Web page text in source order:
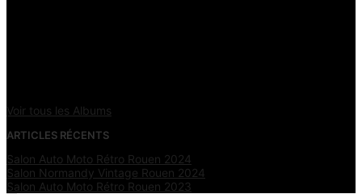
Voir tous les Albums
ARTICLES RÉCENTS
Salon Auto Moto Rétro Rouen 2024
Salon Normandy Vintage Rouen 2024
Salon Auto Moto Rétro Rouen 2023